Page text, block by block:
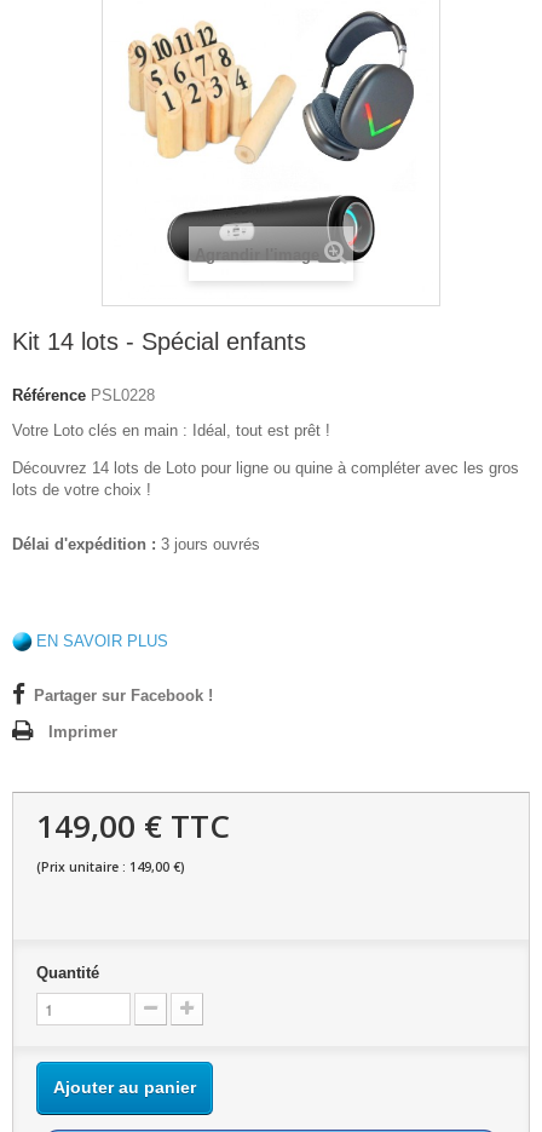
Agrandir l'image
Kit 14 lots - Spécial enfants
Référence PSL0228
Votre Loto clés en main : Idéal, tout est prêt !
Découvrez 14 lots de Loto pour ligne ou quine à compléter avec les gros
lots de votre choix !
Délai d'expédition : 3 jours ouvrés
EN SAVOIR PLUS
Partager sur Facebook !
Imprimer
149,00 € TTC
(Prix unitaire : 149,00 €)
Quantité
Ajouter au panier